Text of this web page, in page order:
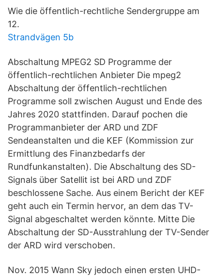
Wie die öffentlich-rechtliche Sendergruppe am
12.
Strandvägen 5b
Abschaltung MPEG2 SD Programme der
öffentlich-rechtlichen Anbieter Die mpeg2
Abschaltung der öffentlich-rechtlichen
Programme soll zwischen August und Ende des
Jahres 2020 stattfinden. Darauf pochen die
Programmanbieter der ARD und ZDF
Sendeanstalten und die KEF (Kommission zur
Ermittlung des Finanzbedarfs der
Rundfunkanstalten). Die Abschaltung des SD-
Signals über Satellit ist bei ARD und ZDF
beschlossene Sache. Aus einem Bericht der KEF
geht auch ein Termin hervor, an dem das TV-
Signal abgeschaltet werden könnte. Mitte Die
Abschaltung der SD-Ausstrahlung der TV-Sender
der ARD wird verschoben.
Nov. 2015 Wann Sky jedoch einen ersten UHD-